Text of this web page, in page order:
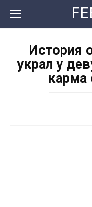
контенту
История
украл у
карма